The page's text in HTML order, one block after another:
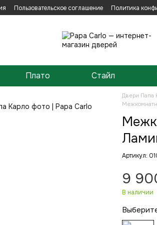
Пользовательское соглашение Политика
Плато Стайл
Двери Папа
Артикул:
9
В наличии